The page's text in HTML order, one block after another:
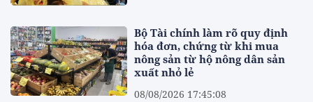
Bộ Tài chính làm rõ quy định
hóa đơn, chứng từ khi mua
nông sản từ hộ nông dân sản
xuất nhỏ lẻ
08/08/2026 17:45:08